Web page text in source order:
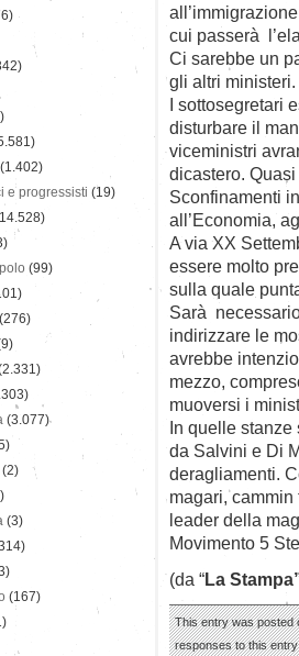
cui passerà
Ci sarebbe un
gli altri ministeri.
I sottosegretari
disturbare il
viceministri
dicastero.
Sconfinamenti
all’Economia,
A via XX
essere molto
sulla quale
Sarà
indirizzare le
avrebbe
mezzo,
muoversi i
In quelle stanze
da Salvini e Di
deragliamenti.
magari,
leader della
Movimento 5
(da “La
This entry was posted
responses to this
(1.402)
e progressisti (19)
(99)
(276)
(3.077)
(2)
(3)
(167)